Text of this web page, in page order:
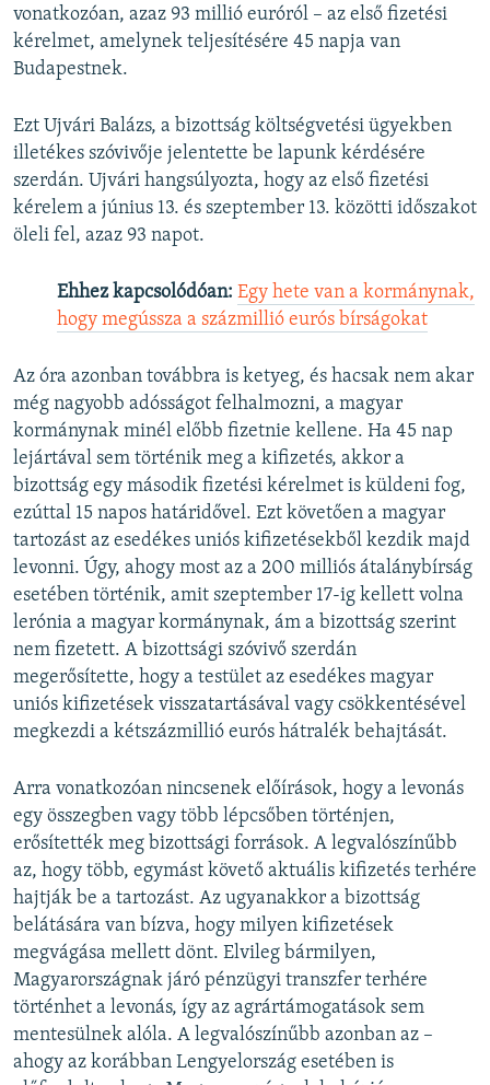
vonatkozóan, azaz 93 millió euróról – az első fizetési
kérelmet, amelynek teljesítésére 45 napja van
Budapestnek.
Ezt Ujvári Balázs, a bizottság költségvetési ügyekben
illetékes szóvivője jelentette be lapunk kérdésére
szerdán. Ujvári hangsúlyozta, hogy az első fizetési
kérelem a június 13. és szeptember 13. közötti időszakot
öleli fel, azaz 93 napot.
Ehhez kapcsolódóan: Egy hete van a kormánynak,
hogy megússza a százmillió eurós bírságokat
Az óra azonban továbbra is ketyeg, és hacsak nem akar
még nagyobb adósságot felhalmozni, a magyar
kormánynak minél előbb fizetnie kellene. Ha 45 nap
lejártával sem történik meg a kifizetés, akkor a
bizottság egy második fizetési kérelmet is küldeni fog,
ezúttal 15 napos határidővel. Ezt követően a magyar
tartozást az esedékes uniós kifizetésekből kezdik majd
levonni. Úgy, ahogy most az a 200 milliós átalánybírság
esetében történik, amit szeptember 17-ig kellett volna
lerónia a magyar kormánynak, ám a bizottság szerint
nem fizetett. A bizottsági szóvivő szerdán
megerősítette, hogy a testület az esedékes magyar
uniós kifizetések visszatartásával vagy csökkentésével
megkezdi a kétszázmillió eurós hátralék behajtását.
Arra vonatkozóan nincsenek előírások, hogy a levonás
egy összegben vagy több lépcsőben történjen,
erősítették meg bizottsági források. A legvalószínűbb
az, hogy több, egymást követő aktuális kifizetés terhére
hajtják be a tartozást. Az ugyanakkor a bizottság
belátására van bízva, hogy milyen kifizetések
megvágása mellett dönt. Elvileg bármilyen,
Magyarországnak járó pénzügyi transzfer terhére
történhet a levonás, így az agrártámogatások sem
mentesülnek alóla. A legvalószínűbb azonban az –
ahogy az korábban Lengyelország esetében is